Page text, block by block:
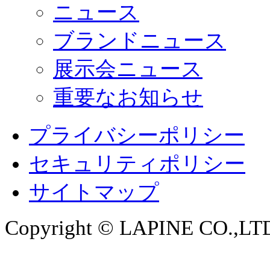
ニュース
ブランドニュース
展示会ニュース
重要なお知らせ
プライバシーポリシー
セキュリティポリシー
サイトマップ
Copyright © LAPINE